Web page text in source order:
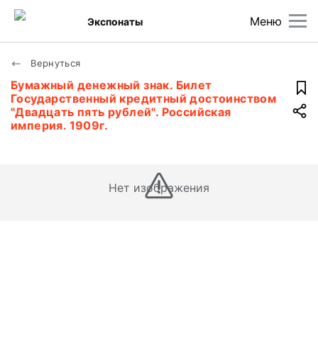
Меню
Экспонаты
Вернуться
Бумажный денежный знак. Билет
Государственный кредитный достоинством
"Двадцать пять рублей". Российская
империя. 1909г.
Нет изображения